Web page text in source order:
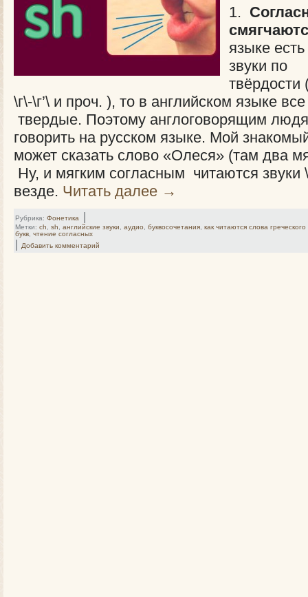
1.
языке
звуки по
твёрдости
\г\-\г’\ и проч. ), то в английском языке
твердые. Поэтому англоговорящим
говорить на русском языке. Мой
может сказать слово «Олеся» (там два
Ну, и мягким согласным читаются
везде. Читать далее →
Рубрика: Фонетика |
Метки: ch sh английские звуки аудио буквосочетания как читаются слова
букв чтение согласных
| Добавить комментарий